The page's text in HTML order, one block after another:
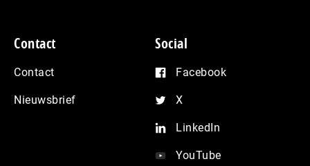
Contact
Contact
Nieuwsbrief
Social
Facebook
X
LinkedIn
YouTube